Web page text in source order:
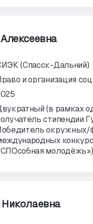
(Спасск-Дальний)
и организация
(в рамках
стипендии
молодёжь»)